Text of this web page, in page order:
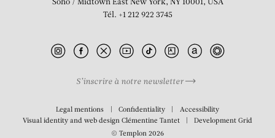
The Gravel Road
Soho / Midtown East New York, NY 10001, USA
Tél. +1 212 922 3745
S’inscrire à notre newsletter
Legal mentions Confidentiality
Accessibility
Visual identity and web design Clémentine Tantet DevelopmentGrid
© Templon 2026